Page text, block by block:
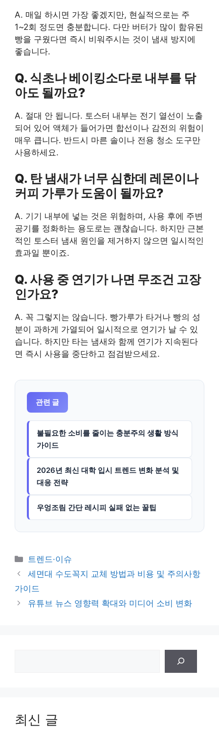
A. 매일 하시면 가장 좋겠지만, 현실적으로는 주
1~2회 정도면 충분합니다. 다만 버터가 많이 함유된
빵을 구웠다면 즉시 비워주시는 것이 냄새 방지에
좋습니다.
Q. 식초나 베이킹소다로 내부를 닦
아도 될까요?
A. 절대 안 됩니다. 토스터 내부는 전기 열선이 노출
되어 있어 액체가 들어가면 합선이나 감전의 위험이
매우 큽니다. 반드시 마른 솔이나 전용 청소 도구만
사용하세요.
Q. 탄 냄새가 너무 심한데 레몬이나
커피 가루가 도움이 될까요?
A. 기기 내부에 넣는 것은 위험하며, 사용 후에 주변
공기를 정화하는 용도로는 괜찮습니다. 하지만 근본
적인 토스터 냄새 원인을 제거하지 않으면 일시적인
효과일 뿐이죠.
Q. 사용 중 연기가 나면 무조건 고장
인가요?
A. 꼭 그렇지는 않습니다. 빵가루가 타거나 빵의 성
분이 과하게 가열되어 일시적으로 연기가 날 수 있
습니다. 하지만 타는 냄새와 함께 연기가 지속된다
면 즉시 사용을 중단하고 점검받으세요.
관련 글
불필요한 소비를 줄이는 충분주의 생활 방식
가이드
2026년 최신 대학 입시 트렌드 변화 분석 및
대응 전략
우엉조림 간단 레시피 실패 없는 꿀팁
카
테
고
리
트렌드·이슈
세면대 수도꼭지 교체 방법과 비용 및 주의사항
가이드
유튜브 뉴스 영향력 확대와 미디어 소비 변화
최신 글